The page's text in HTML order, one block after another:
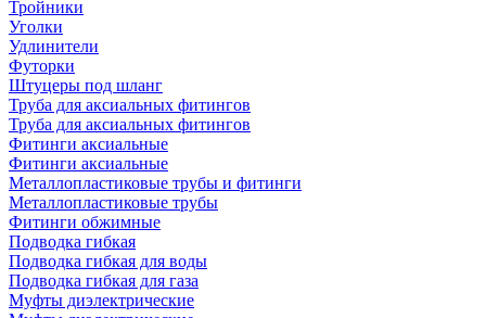
Тройники
Уголки
Удлинители
Футорки
Штуцеры под шланг
Труба для аксиальных фитингов
Труба для аксиальных фитингов
Фитинги аксиальные
Фитинги аксиальные
Металлопластиковые трубы и фитинги
Металлопластиковые трубы
Фитинги обжимные
Подводка гибкая
Подводка гибкая для воды
Подводка гибкая для газа
Муфты диэлектрические